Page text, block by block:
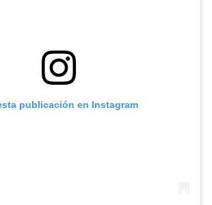
publicación en Instagram